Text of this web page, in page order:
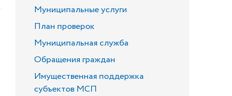
Муниципальные услуги
План проверок
Муниципальная служба
Обращения граждан
Имущественная поддержка
субъектов МСП